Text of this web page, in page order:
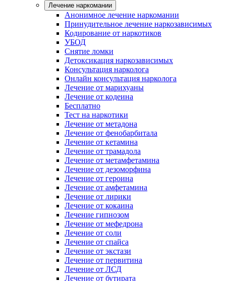
Лечение наркомании
Анонимное лечение наркомании
Принудительное лечение наркозависимых
Кодирование от наркотиков
УБОД
Снятие ломки
Детоксикация наркозависимых
Консультация нарколога
Онлайн консультация нарколога
Лечение от марихуаны
Лечение от кодеина
Бесплатно
Тест на наркотики
Лечение от метадона
Лечение от фенобарбитала
Лечение от кетамина
Лечение от трамадола
Лечение от метамфетамина
Лечение от дезоморфина
Лечение от героина
Лечение от амфетамина
Лечение от лирики
Лечение от кокаина
Лечение гипнозом
Лечение от мефедрона
Лечение от соли
Лечение от спайса
Лечение от экстази
Лечение от первитина
Лечение от ЛСД
Лечение от бутирата